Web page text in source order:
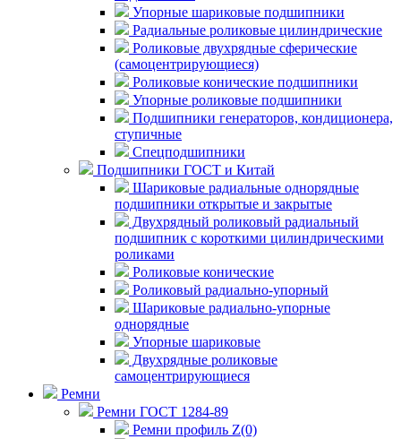
Упорные шариковые подшипники
Радиальные роликовые цилиндрические
Роликовые двухрядные сферические
(самоцентрирующиеся)
Роликовые конические подшипники
Упорные роликовые подшипники
Подшипники генераторов, кондиционера,
ступичные
Спецподшипники
Подшипники ГОСТ и Китай
Шариковые радиальные однорядные
подшипники открытые и закрытые
Двухрядный роликовый радиальный
подшипник с короткими цилиндрическими
роликами
Роликовые конические
Роликовый радиально-упорный
Шариковые радиально-упорные
однорядные
Упорные шариковые
Двухрядные роликовые
самоцентрирующиеся
Ремни
Ремни ГОСТ 1284-89
Ремни профиль Z(0)